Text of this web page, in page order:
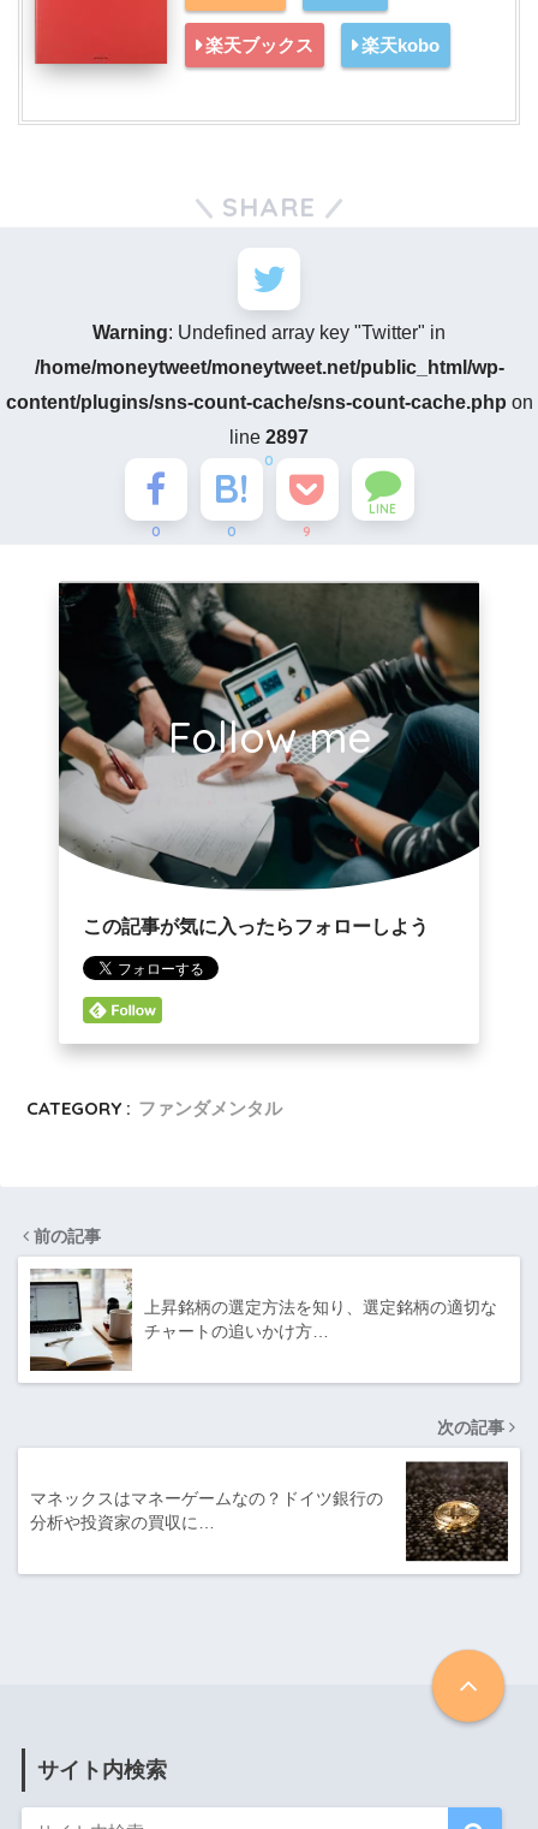
楽天ブックス 楽天kobo
SHARE
Warning: Undefined array key "Twitter" in
/home/moneytweet/moneytweet.net/public_html/wp-
content/plugins/sns-count-cache/sns-count-cache.php on
line 2897
0
0 0 9
LINE
Follow me
この記事が気に入ったらフォローしよう
CATEGORY : ファンダメンタル
前の記事
上昇銘柄の選定方法を知り、選定銘柄の適切な
チャートの追いかけ方…
次の記事
マネックスはマネーゲームなの？ドイツ銀行の
分析や投資家の買収に…
サイト内検索